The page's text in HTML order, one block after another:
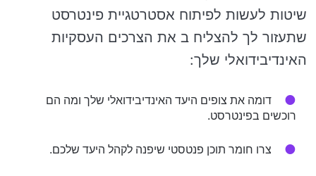
שיטות לעשות לפיתוח אסטרטגיית פינטרסט
שתעזור לך להצליח ב את הצרכים העסקיות
האינדיבידואלי שלך:
דומה את צופים היעד האינדיבידואלי שלך ומה הם
רוכשים בפינטרסט.
צרו חומר תוכן פנטסטי שיפנה לקהל היעד שלכם.